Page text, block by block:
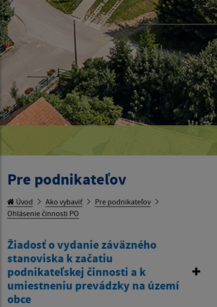
Pre podnikateľov
Úvod Ako vybaviť
Pre podnikateľov
Ohlásenie činnosti PO
Žiadosť o vydanie záväzného
stanoviska k začatiu
podnikateľskej činnosti a k
umiestneniu prevádzky na území
obce